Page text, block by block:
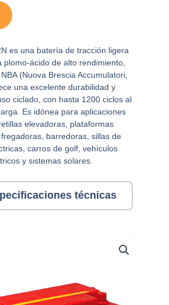
es una batería de tracción ligera
plomo-ácido de alto rendimiento,
(Nuova Brescia Accumulatori,
una excelente durabilidad y
ciclado, con hasta 1200 ciclos al
Es idónea para aplicaciones
elevadoras, plataformas
barredoras, sillas de
carros de golf, vehículos
y sistemas solares.
técnicas